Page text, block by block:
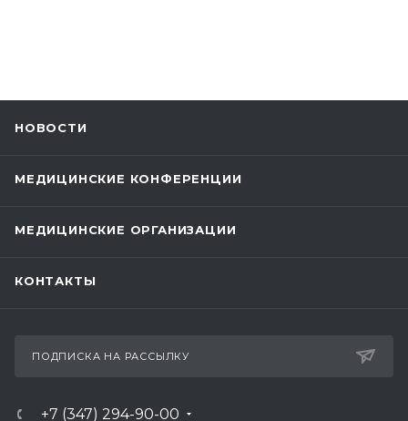
НОВОСТИ
МЕДИЦИНСКИЕ КОНФЕРЕНЦИИ
МЕДИЦИНСКИЕ ОРГАНИЗАЦИИ
КОНТАКТЫ
ПОДПИСКА НА РАССЫЛКУ
+7 (347) 294-90-00